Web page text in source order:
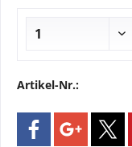
Artikel-Nr.: